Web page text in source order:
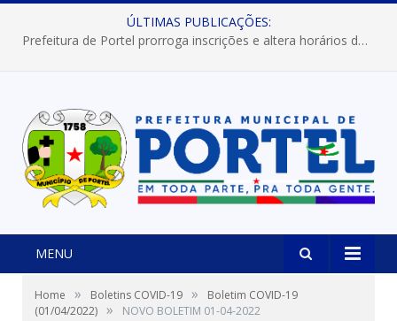
ÚLTIMAS PUBLICAÇÕES:
Prefeitura de Portel prorroga inscrições e altera horários dos concursos “Musa” e “Miss Mix Verão 2026”
MENU
Home » Boletins COVID-19 »
Boletim COVID-19
(01/04/2022) » NOVO BOLETIM 01-04-2022